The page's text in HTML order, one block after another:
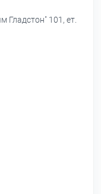
Гладстон" 101, ет.